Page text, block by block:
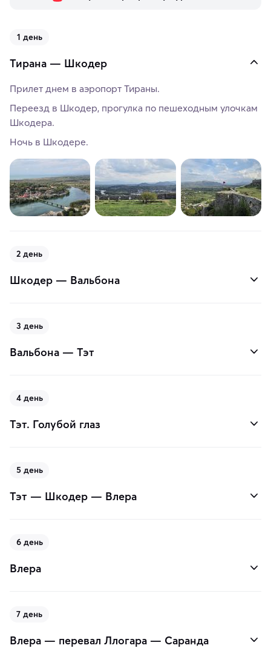
1 день
Тирана — Шкодер
Прилет днем в аэропорт Тираны.
Переезд в Шкодер, прогулка по пешеходным улочкам
Шкодера.
Ночь в Шкодере.
2 день
Шкодер — Вальбона
3 день
Вальбона — Тэт
4 день
Тэт. Голубой глаз
5 день
Тэт — Шкодер — Влера
6 день
Влера
7 день
Влера — перевал Ллогара — Саранда